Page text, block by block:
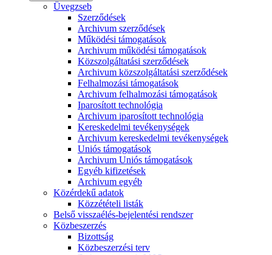
Üvegzseb
Szerződések
Archivum szerződések
Működési támogatások
Archivum működési támogatások
Közszolgáltatási szerződések
Archivum közszolgáltatási szerződések
Felhalmozási támogatások
Archivum felhalmozási támogatások
Iparosított technológia
Archivum iparosított technológia
Kereskedelmi tevékenységek
Archivum kereskedelmi tevékenységek
Uniós támogatások
Archivum Uniós támogatások
Egyéb kifizetések
Archivum egyéb
Közérdekű adatok
Közzétételi listák
Belső visszaélés-bejelentési rendszer
Közbeszerzés
Bizottság
Közbeszerzési terv